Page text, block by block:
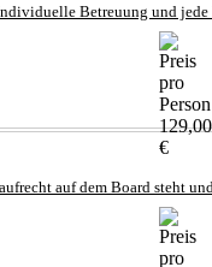
Betreuung und jede
129,00
€
auf dem Board steht